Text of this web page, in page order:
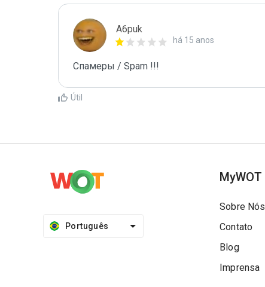
A6puk
há 15 anos
Спамеры / Spam !!!
Útil
Português
MyWOT
Sobre Nós
Contato
Blog
Imprensa